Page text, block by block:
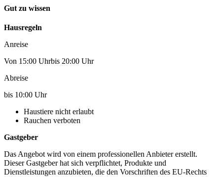
Gut zu wissen
Hausregeln
Anreise
Von 15:00 Uhrbis 20:00 Uhr
Abreise
bis 10:00 Uhr
Haustiere nicht erlaubt
Rauchen verboten
Gastgeber
Das Angebot wird von einem professionellen Anbieter erstellt.
Dieser Gastgeber hat sich verpflichtet, Produkte und
Dienstleistungen anzubieten, die den Vorschriften des EU-Rechts